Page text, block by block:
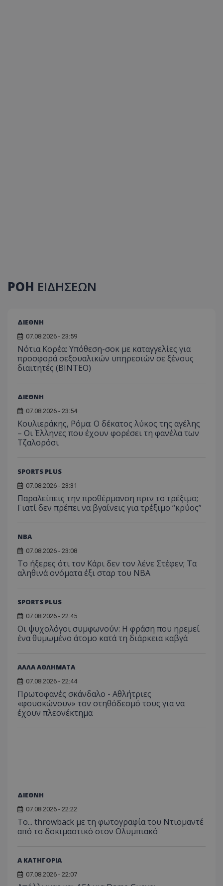
ΡΟΗ ΕΙΔΗΣΕΩΝ
ΔΙΕΘΝΗ
07.08.2026 - 23:59
Νότια Κορέα: Υπόθεση-σοκ με καταγγελίες για
προσφορά σεξουαλικών υπηρεσιών σε ξένους
διαιτητές (BINTEO)
ΔΙΕΘΝΗ
07.08.2026 - 23:54
Κουλιεράκης, Ρόμα: Ο δέκατος λύκος της αγέλης
– Οι Έλληνες που έχουν φορέσει τη φανέλα των
Τζαλορόσι
SPORTS PLUS
07.08.2026 - 23:31
Παραλείπεις την προθέρμανση πριν το τρέξιμο;
Γιατί δεν πρέπει να βγαίνεις για τρέξιμο “κρύος”
NBA
07.08.2026 - 23:08
Το ήξερες ότι τον Κάρι δεν τον λένε Στέφεν; Τα
αληθινά ονόματα έξι σταρ του NBA
SPORTS PLUS
07.08.2026 - 22:45
Οι ψυχολόγοι συμφωνούν: Η φράση που ηρεμεί
ένα θυμωμένο άτομο κατά τη διάρκεια καβγά
ΑΛΛΑ ΑΘΛΗΜΑΤΑ
07.08.2026 - 22:44
Πρωτοφανές σκάνδαλο - Aθλήτριες
«φουσκώνουν» τον στηθόδεσμό τους για να
έχουν πλεονέκτημα
ΔΙΕΘΝΗ
07.08.2026 - 22:22
Το... throwback με τη φωτογραφία του Ντιομαντέ
από το δοκιμαστικό στον Ολυμπιακό
Α ΚΑΤΗΓΟΡΙΑ
07.08.2026 - 22:07